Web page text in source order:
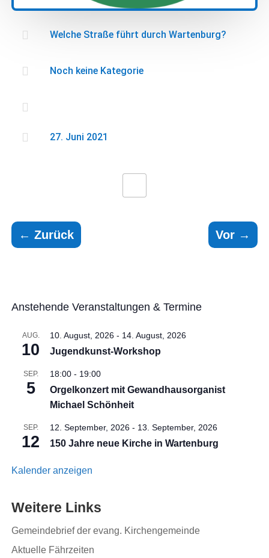
 Welche Straße führt durch Wartenburg?
 Noch keine Kategorie

 27. Juni 2021
←Zurück Vor→
Anstehende Veranstaltungen & Termine
AUG.
10
10. August, 2026 - 14. August, 2026
Jugendkunst-Workshop
SEP.
5
18:00 - 19:00
Orgelkonzert mit Gewandhausorganist
Michael Schönheit
SEP.
12
12. September, 2026 - 13. September, 2026
150 Jahre neue Kirche in Wartenburg
Kalender anzeigen
Weitere Links
Gemeindebrief der evang. Kirchengemeinde
Aktuelle Fährzeiten